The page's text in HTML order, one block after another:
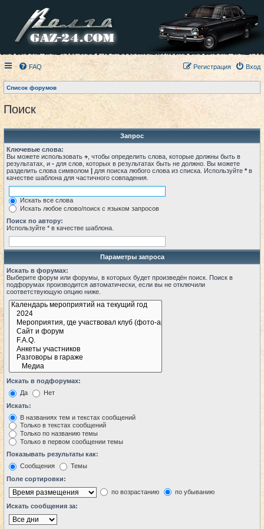
FAQ Вход
Регистрация
Список форумов
Поиск
Запрос
Ключевые слова:
Вы можете использовать + , чтобы определить слова, которые должны быть в
результатах, и - для слов, которых в результатах быть не должно. Вы можете
разделить слова символом | для поиска любого слова из списка. Используйте * в
качестве шаблона для частичного совпадения.
Искать все слова
Искать любое слово/поиск с языком запросов
Поиск по автору:
Используйте * в качестве шаблона.
Параметры запроса
Искать в форумах:
Выберите форум или форумы, в которых будет произведён поиск. Поиск в
подфорумах производится автоматически, если вы не отключили
соответствующую опцию ниже.
Искать в подфорумах:
Да
Нет
Искать:
В названиях тем и текстах сообщений
Только в текстах сообщений
Только по названию темы
Только в первом сообщении темы
Показывать результаты как:
Сообщения
Темы
Поле сортировки:
по возрастанию
по убыванию
Искать сообщения за: